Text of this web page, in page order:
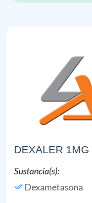
DEXALER 1MG
Sustancia(s):
Dexametasona